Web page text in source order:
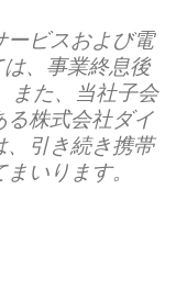
ービスおよび電
、事業終息後
また、当社子会
る株式会社ダイ
、引き続き携帯
いります。